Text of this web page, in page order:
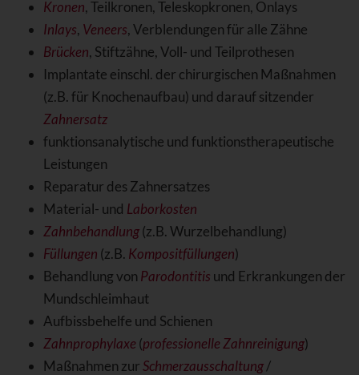
Kronen, Teilkronen, Teleskopkronen, Onlays
Inlays, Veneers, Verblendungen für alle Zähne
Brücken, Stiftzähne, Voll- und Teilprothesen
Implantate einschl. der chirurgischen Maßnahmen
(z.B. für Knochenaufbau) und darauf sitzender
Zahnersatz
funktionsanalytische und funktionstherapeutische
Leistungen
Reparatur des Zahnersatzes
Material- und Laborkosten
Zahnbehandlung(z.B. Wurzelbehandlung)
Füllungen (z.B. Kompositfüllungen)
Behandlung von Parodontitis und Erkrankungen der
Mundschleimhaut
Aufbissbehelfe und Schienen
Zahnprophylaxe (professionelle Zahnreinigung)
Maßnahmen zurSchmerzausschaltung/